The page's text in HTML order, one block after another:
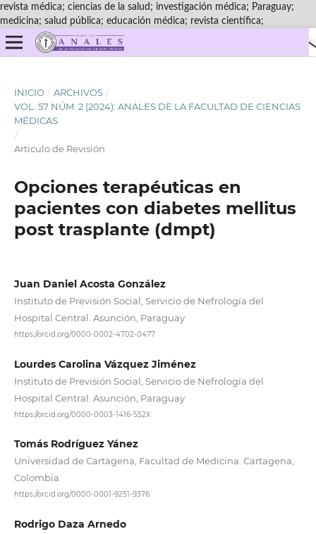
revista médica; ciencias de la salud; investigación médica; Paraguay;
medicina; salud pública; educación médica; revista científica;
INICIO / ARCHIVOS /
VOL. 57 NÚM. 2 (2024): ANALES DE LA FACULTAD DE CIENCIAS
MÉDICAS
/
Articulo de Revisión
Opciones terapéuticas en
pacientes con diabetes mellitus
post trasplante (dmpt)
Juan Daniel Acosta González
Instituto de Previsión Social, Servicio de Nefrología del
Hospital Central. Asunción, Paraguay
https://orcid.org/0000-0002-4702-0477
Lourdes Carolina Vázquez Jiménez
Instituto de Previsión Social, Servicio de Nefrología del
Hospital Central. Asunción, Paraguay
https://orcid.org/0000-0003-1416-552X
Tomás Rodríguez Yánez
Universidad de Cartagena, Facultad de Medicina. Cartagena,
Colombia
https://orcid.org/0000-0001-9251-9376
Rodrigo Daza Arnedo